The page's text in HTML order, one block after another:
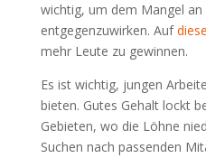
wichtig, um dem Mangel an
entgegenzuwirken. Auf
mehr Leute zu gewinnen.
Es ist wichtig, jungen
bieten. Gutes Gehalt lockt
Gebieten, wo die Löhne
Suchen nach passenden